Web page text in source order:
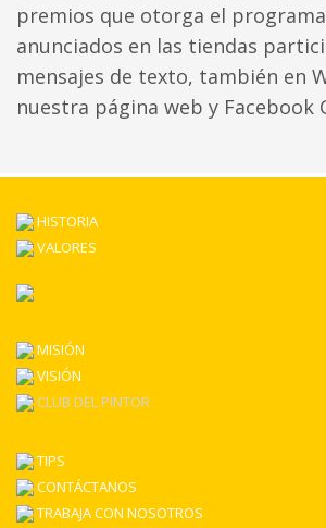
premios que otorga el
anunciados en las tiendas
mensajes de texto, también en
nuestra página web y Facebook
HISTORIA
VALORES
MISIÓN
VISIÓN
CLUB DEL PINTOR
TIPS
CONTÁCTANOS
TRABAJA CON NOSOTROS